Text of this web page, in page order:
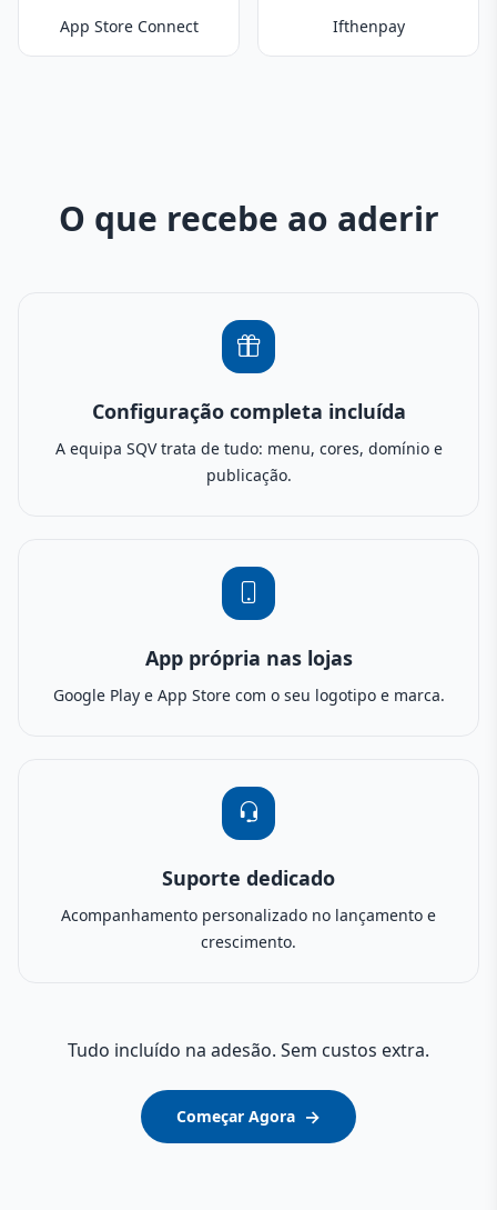
App Store Connect Ifthenpay
O que recebe ao aderir
Configuração completa incluída
A equipa SQV trata de tudo: menu, cores, domínio e
publicação.
App própria nas lojas
Google Play e App Store com o seu logotipo e marca.
Suporte dedicado
Acompanhamento personalizado no lançamento e
crescimento.
Tudo incluído na adesão. Sem custos extra.
Começar Agora →